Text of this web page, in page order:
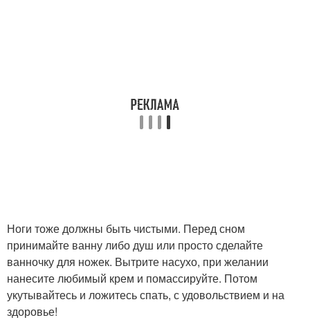
Ноги тоже должны быть чистыми. Перед сном
принимайте ванну либо душ или просто сделайте
ванночку для ножек. Вытрите насухо, при желании
нанесите любимый крем и помассируйте. Потом
укутывайтесь и ложитесь спать, с удовольствием и на
здоровье!